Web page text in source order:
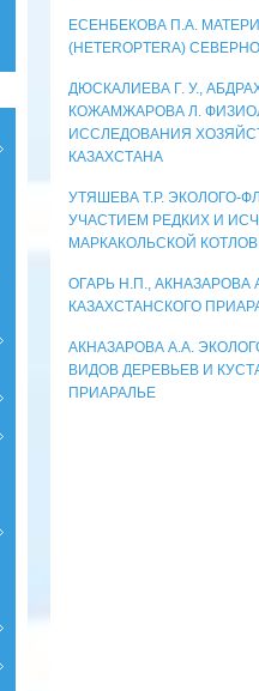
ЕСЕНБЕКОВА П.А.
(HETEROPTERA)
ДЮСКАЛИЕВА Г. У.,
КОЖАМЖАРОВА Л.
ИССЛЕДОВАНИЯ
КАЗАХСТАНА
УТЯШЕВА Т.Р. ЭКОЛОГО-
УЧАСТИЕМ РЕДКИХ И
МАРКАКОЛЬСКОЙ
ОГАРЬ Н.П., АКНАЗАРОВА
КАЗАХСТАНСКОГО
АКНАЗАРОВА А.А.
ВИДОВ ДЕРЕВЬЕВ И
ПРИАРАЛЬЕ